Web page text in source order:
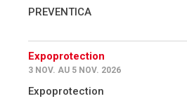
PREVENTICA
Expoprotection
3 NOV. AU 5 NOV. 2026
Expoprotection